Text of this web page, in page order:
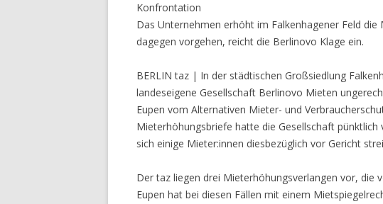
Konfrontation
Das Unternehmen erhöht im Falkenhagener Feld
dagegen vorgehen, reicht die Berlinovo Klage ein.
BERLIN taz | In der städtischen Großsiedlung
landeseigene Gesellschaft Berlinovo Mieten
Eupen vom Alternativen Mieter- und
Mieterhöhungsbriefe hatte die Gesellschaft
sich einige Mie­te­r:in­nen diesbezüglich vor Gericht
Der taz liegen drei Mieterhöhungsverlangen vor, die
Eupen hat bei diesen Fällen mit einem